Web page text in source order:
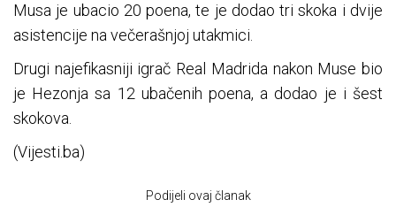
Musa je ubacio 20 poena, te je dodao tri skoka i dvije
asistencije na večerašnjoj utakmici.
Drugi najefikasniji igrač Real Madrida nakon Muse bio
je Hezonja sa 12 ubačenih poena, a dodao je i šest
skokova.
(Vijesti.ba)
Podijeli ovaj članak